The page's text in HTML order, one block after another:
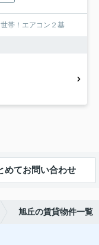
帯！エアコン２基
めてお問い合わせ
旭丘の賃貸物件一覧